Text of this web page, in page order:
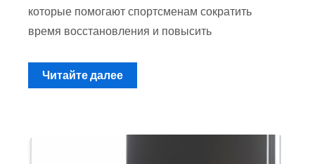
которые помогают спортсменам сократить
время восстановления и повысить
Читайте далее